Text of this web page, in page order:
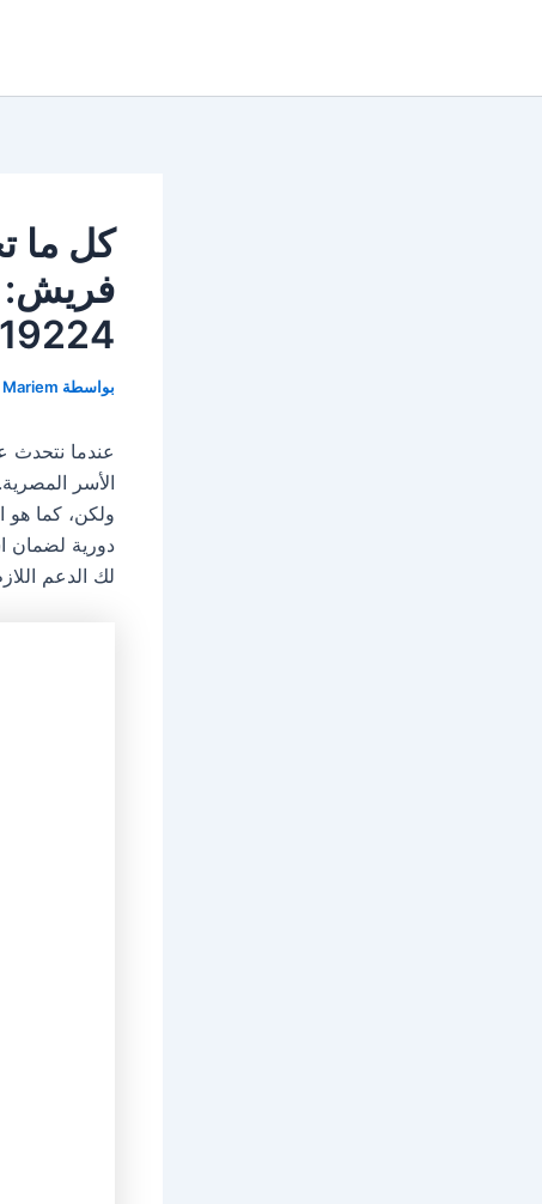
كل ما
فريش:
19224
بواسطة Mariem
عندما نتحدث
الأسر
ولكن، كما هو
دورية لضمان
لك الدعم